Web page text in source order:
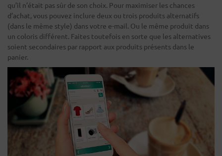
qu’il n’était pas sûr de son choix. Pour maximiser les chances
d’achat, vous pouvez inclure deux ou trois produits alternatifs
(dans le même style) dans votre e-mail. Ou le même produit dans
un coloris différent. Faites toutefois en sorte que les alternatives
soient secondaires par rapport aux produits présents dans le
panier.